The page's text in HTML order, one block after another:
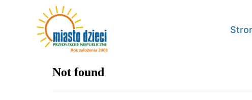
Not found